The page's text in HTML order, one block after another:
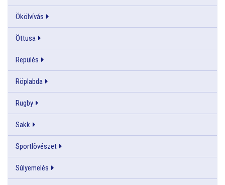
Ökölvívás
Öttusa
Repülés
Röplabda
Rugby
Sakk
Sportlövészet
Súlyemelés